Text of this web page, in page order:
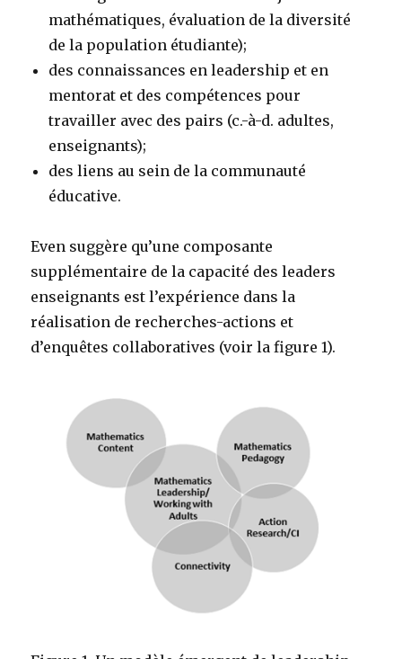
mathématiques, évaluation de la diversité
de la population étudiante);
des connaissances en leadership et en
mentorat et des compétences pour
travailler avec des pairs (c.-à-d. adultes,
enseignants);
des liens au sein de la communauté
éducative.
Even suggère qu’une composante
supplémentaire de la capacité des leaders
enseignants est l’expérience dans la
réalisation de recherches-actions et
d’enquêtes collaboratives (voir la figure 1).